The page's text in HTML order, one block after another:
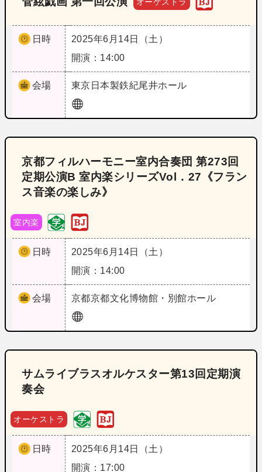
オーケストラ
日時
2025年6月14日（土）
開演：14:00
会場 東京 日本製鉄紀尾井ホール
京都フィルハーモニー室内合奏団 第273回
定期公演B 室内楽シリーズVol．27《フラン
ス音楽の楽しみ》
室内楽
日時
2025年6月14日（土）
開演：14:00
会場 京都京都文化博物館・別館ホール
サムライブラスオルケスター第13回定期演
奏会
オーケストラ
日時
2025年6月14日（土）
開演：17:00